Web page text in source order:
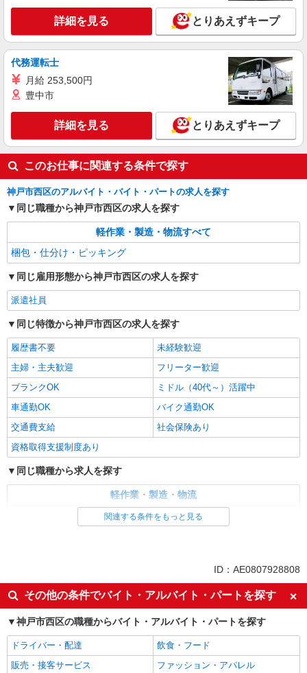
兵庫県神戸市西区見津が丘1丁目26番 MCUD神
戸西Ⅱ
キープ 詳細を見る
アルバイト パート
株式会社ヒガシトゥエンティワン神戸西LC
日用品倉庫での仕分・ピッキング作業
時給1,200円以上 月収例 ●週5日（9:00〜
18:00）の場合: 時給1200円×8時間×20日 ＝月収19
万2000円
兵庫県神戸市西区見津が丘1丁目26番 MCUD神
戸西Ⅱ
キープ 詳細を見る
詳細を見る とりあえずキープ
代務運転士
月給 253,500円
豊中市
詳細を見る とりあえずキープ
このお仕事に関連する条件で探す
神戸市西区のアルバイト・バイト・パートの求人を探す
同じ職種から神戸市西区の求人を探す
軽作業・製造・物流すべて
梱包・仕分け・ピッキング
同じ雇用形態から神戸市西区の求人を探す
派遣社員
同じ特徴から神戸市西区の求人を探す
履歴書不要
未経験歓迎
主婦・主夫歓迎
フリーター歓迎
ブランクOK
ミドル（40代～）活躍中
車通勤OK
バイク通勤OK
交通費支給
社会保険あり
資格取得支援制度あり
同じ職種から求人を探す
軽作業・製造・物流
梱包・仕分け・ピッキング
車通勤OK
交通費支給
社会保険あり
関連する条件をもっと見る
ID：AE0807928808
その他の条件でバイト・アルバイト・パートを探す
神戸市西区の職種からバイト・アルバイト・パートを探す
ドライバー・配達
飲食・フード
販売・接客サービス
ファッション・アパレル